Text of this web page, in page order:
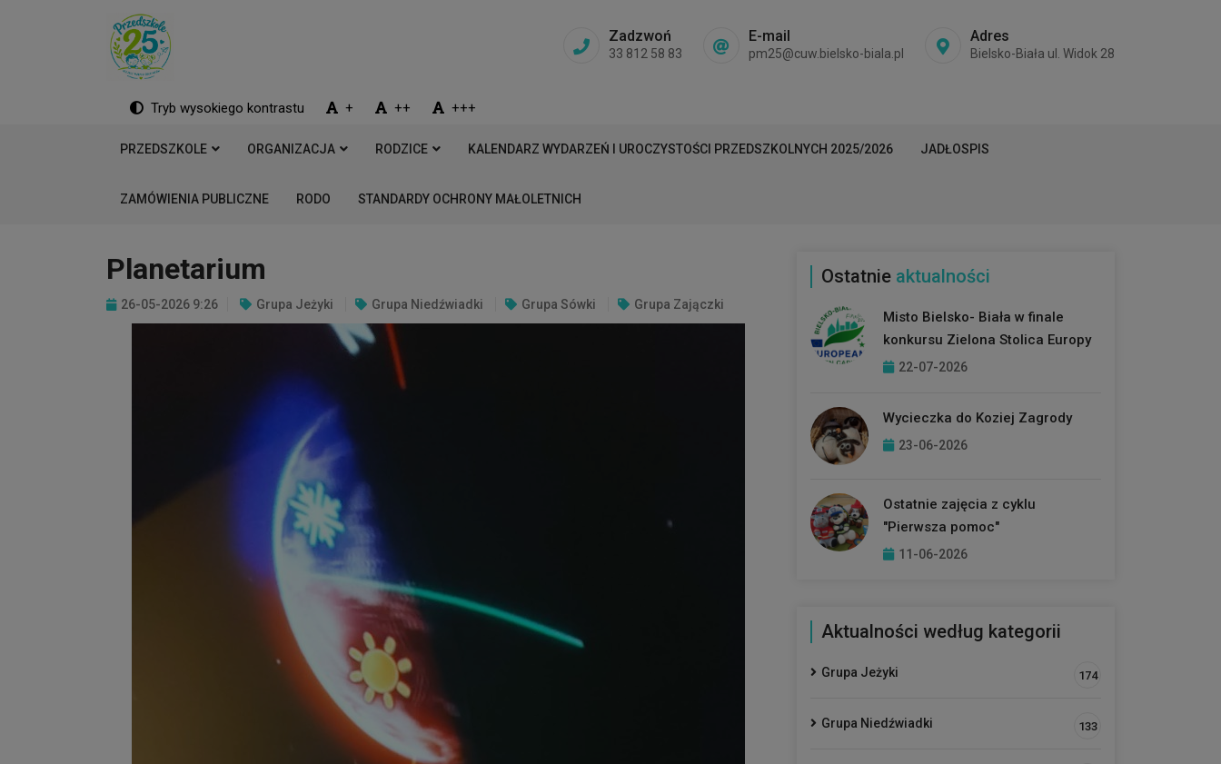
Zadzwoń
33 812 58 83
E-mail
pm25@cuw.bielsko-biala.pl
Adres
Bielsko-Biała ul. Widok 28
Tryb wysokiego kontrastu + ++ +++
PRZEDSZKOLE ORGANIZACJA RODZICE KALENDARZ WYDARZEŃ I UROCZYSTOŚCI PRZEDSZKOLNYCH 2025/2026 JADŁOSPIS
ZAMÓWIENIA PUBLICZNE RODO STANDARDY OCHRONY MAŁOLETNICH
Planetarium
26-05-2026 9:26 Grupa Jeżyki Grupa Niedźwiadki Grupa Sówki Grupa Zajączki
Ostatnie aktualności
Misto Bielsko- Biała w finale
konkursu Zielona Stolica Europy
22-07-2026
Wycieczka do Koziej Zagrody
23-06-2026
Ostatnie zajęcia z cyklu
"Pierwsza pomoc"
11-06-2026
Aktualności według kategorii
Grupa Jeżyki 174
Grupa Niedźwiadki 133